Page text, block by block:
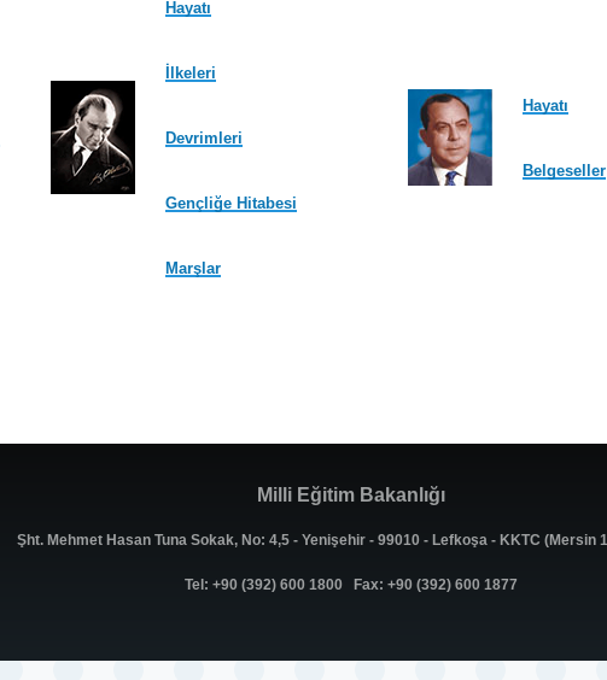
Hayatı
İlkeleri
Devrimleri
Gençliğe Hitabesi
Marşlar
Hayatı
Belgeseller
Milli Eğitim Bakanlığı
Şht. Mehmet Hasan Tuna Sokak, No: 4,5 - Yenişehir - 99010 - Lefkoşa - KKTC (Mersin
Tel: +90 (392) 600 1800 Fax: +90 (392) 600 1877